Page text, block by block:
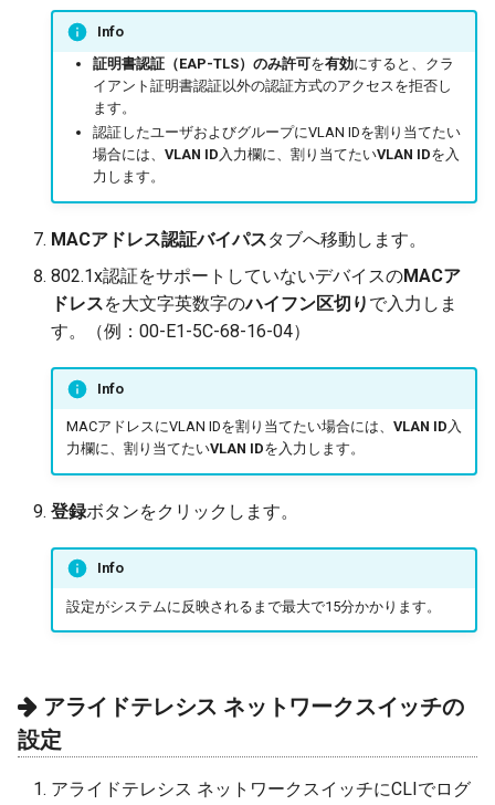
Info
証明書認証（EAP-TLS）のみ許可を有効にすると、クラ
イアント証明書認証以外の認証方式のアクセスを拒否し
ます。
認証したユーザおよびグループにVLAN IDを割り当てたい
場合には、 VLAN ID 入力欄に、割り当てたいVLAN IDを入
力します。
MACアドレス認証バイパスタブへ移動します。
802.1x認証をサポートしていないデバイスのMACア
ドレスを大文字英数字のハイフン区切り で入力しま
す。（例：00-E1-5C-68-16-04）
Info
MACアドレスにVLAN IDを割り当てたい場合には、 VLAN ID 入
力欄に、割り当てたいVLAN IDを入力します。
登録ボタンをクリックします。
Info
設定がシステムに反映されるまで最大で15分かかります。
アライドテレシス ネットワークスイッチの
設定
アライドテレシス ネットワークスイッチにCLIでログ